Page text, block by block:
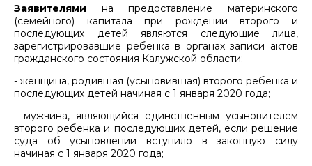
Заявителями на предоставление материнского
(семейного) капитала при рождении второго и
последующих детей являются следующие лица,
зарегистрировавшие ребенка в органах записи актов
гражданского состояния Калужской области:
- женщина, родившая (усыновившая) второго ребенка и
последующих детей начиная с 1 января 2020 года;
- мужчина, являющийся единственным усыновителем
второго ребенка и последующих детей, если решение
суда об усыновлении вступило в законную силу
начиная с 1 января 2020 года;